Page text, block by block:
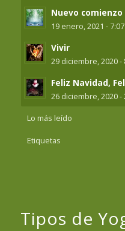
Nuevo
19 enero, 2021 -
Vivir
29 diciembre, 2020 -
Feliz Navidad,
26 diciembre, 2020 -
Lo más leído
Etiquetas
Tipos de